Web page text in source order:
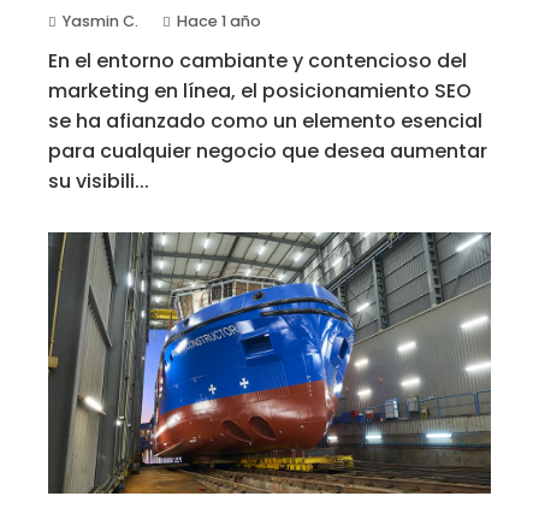
Yasmin C. Hace 1 año
En el entorno cambiante y contencioso del
marketing en línea, el posicionamiento SEO
se ha afianzado como un elemento esencial
para cualquier negocio que desea aumentar
su visibili...